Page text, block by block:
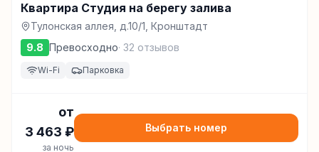
Квартира Студия на берегу залива
Тулонская аллея, д.10/1, Кронштадт
9.8 Превосходно· 32 отзывов
Wi-Fi Парковка
от
3 463 ₽
за ночь
Выбрать номер